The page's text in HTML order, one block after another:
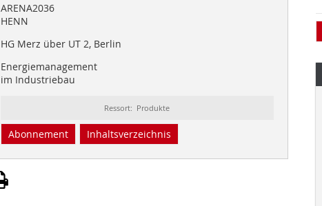
ARENA2036
HENN
HG Merz über UT 2, Berlin
Energiemanagement
im Industriebau
Ressort: Produkte
Abonnement Inhaltsverzeichnis